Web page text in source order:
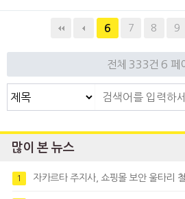
6 7 8 9
전체 333건 6 페
많이 본 뉴스
1 자카르타 주지사, 쇼핑몰 보안 울타리